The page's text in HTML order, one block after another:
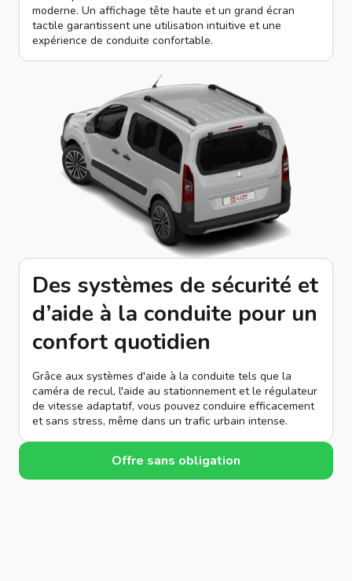
moderne. Un affichage tête haute et un grand écran
tactile garantissent une utilisation intuitive et une
expérience de conduite confortable.
Des systèmes de sécurité et
d’aide à la conduite pour un
confort quotidien
Grâce aux systèmes d'aide à la conduite tels que la
caméra de recul, l'aide au stationnement et le régulateur
de vitesse adaptatif, vous pouvez conduire efficacement
et sans stress, même dans un trafic urbain intense.
Offre sans obligation